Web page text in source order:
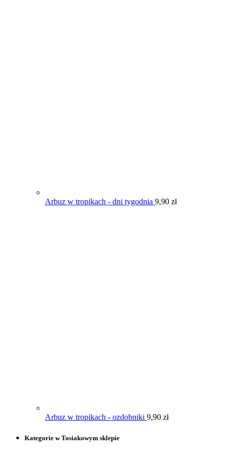
Arbuz w tropikach - dni tygodnia 9,90 zł
Arbuz w tropikach - ozdobniki 9,90 zł
Kategorie w Tosiakowym sklepie